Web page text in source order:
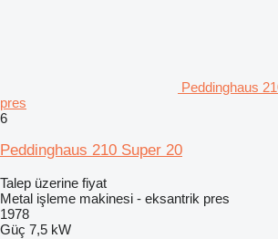
Peddinghaus
pres
6
Peddinghaus 210 Super 20
Talep üzerine fiyat
Metal işleme makinesi - eksantrik pres
1978
Güç 7,5 kW